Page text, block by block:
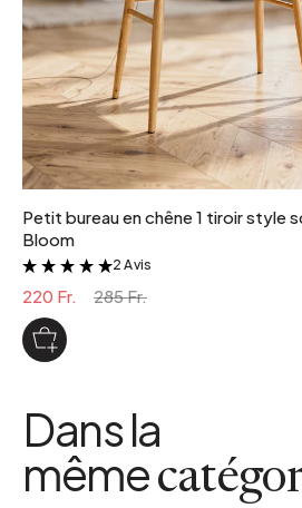
Petit bureau en chêne 1 tiroir style
Bloom
&
2 Avis
220 Fr. 285 Fr.
Dans la
même